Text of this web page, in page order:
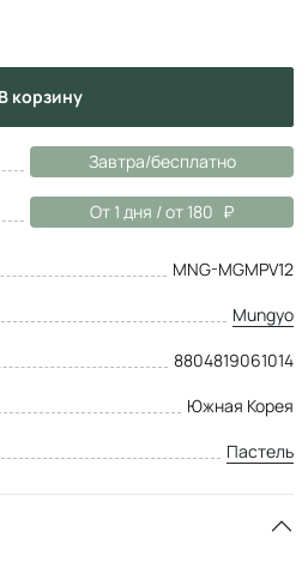
в корзину
Завтра/бесплатно
От 1 дня / от 180
MNG-MGMPV12
Mungyo
8804819061014
Южная Корея
Пастель